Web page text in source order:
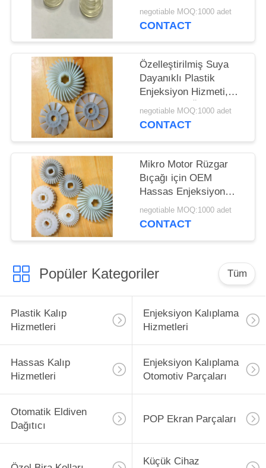
Enjeksiyon Hizmetleri
negotiable MOQ:1000 adet
CONTACT
Özelleştirilmiş Suya
Dayanıklı Plastik
Enjeksiyon Hizmeti,
Enjeksiyon Ürünleri
negotiable MOQ:1000 adet
CONTACT
Mikro Motor Rüzgar
Bıçağı için OEM
Hassas Enjeksiyon
Hizmetleri 300 * 50 *
5mm
negotiable MOQ:1000 adet
CONTACT
Popüler Kategoriler Tüm
Plastik Kalıp
Hizmetleri
Enjeksiyon Kalıplama
Hizmetleri
Hassas Kalıp
Hizmetleri
Enjeksiyon Kalıplama
Otomotiv Parçaları
Otomatik Eldiven
Dağıtıcı
POP Ekran Parçaları
Küçük Cihaz